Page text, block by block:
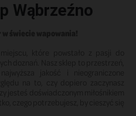
Wąbrzeźno